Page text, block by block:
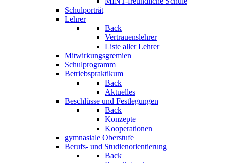
Schulporträt
Lehrer
Back
Vertrauenslehrer
Liste aller Lehrer
Mitwirkungsgremien
Schulprogramm
Betriebspraktikum
Back
Aktuelles
Beschlüsse und Festlegungen
Back
Konzepte
Kooperationen
gymnasiale Oberstufe
Berufs- und Studienorientierung
Back